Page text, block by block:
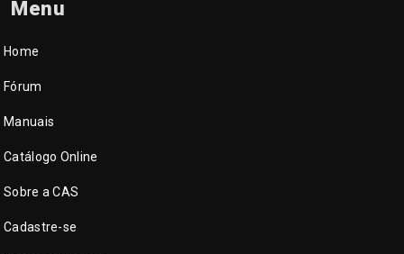
Menu
Home
Fórum
Manuais
Catálogo Online
Sobre a CAS
Cadastre-se